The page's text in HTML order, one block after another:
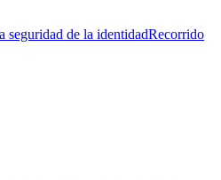
seguridad de la identidadRecorrido